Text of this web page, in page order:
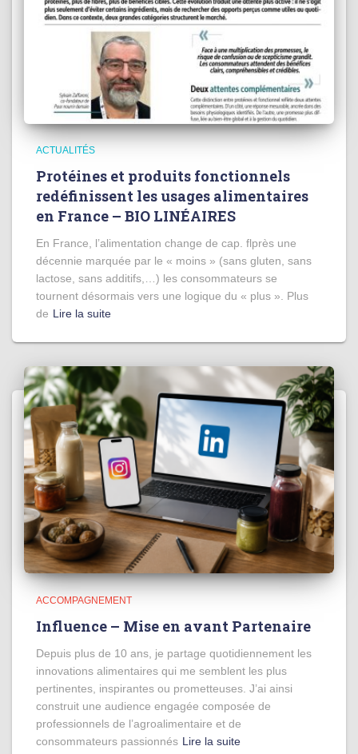
ACTUALITÉS
Protéines et produits fonctionnels
redéfinissent les usages alimentaires
en France – BIO LINÉAIRES
En France, l’alimentation change de cap. flprès une
décennie marquée par le « moins » (sans gluten, sans
lactose, sans additifs,…) les consommateurs se
tournent désormais vers une logique du « plus ». Plus
de Lire la suite
ACCOMPAGNEMENT
Influence – Mise en avant Partenaire
Depuis plus de 10 ans, je partage quotidiennement les
innovations alimentaires qui me semblent les plus
pertinentes, inspirantes ou prometteuses. J’ai ainsi
construit une audience engagée composée de
professionnels de l’agroalimentaire et de
consommateurs passionnés Lire la suite